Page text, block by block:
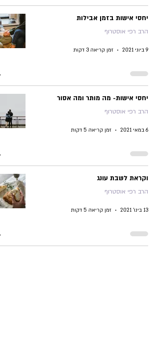
יחסי אישות בזמן אבילות
הרב רפי אוסטרוף
9 ביוני 2021 זמן קריאה 3 דקות
יחסי אישות- מה מותר ומה אסור
הרב רפי אוסטרוף
6 במאי 2021 זמן קריאה 5 דקות
וקראת לשבת עונג
הרב רפי אוסטרוף
13 בינו׳ 2021 זמן קריאה 5 דקות